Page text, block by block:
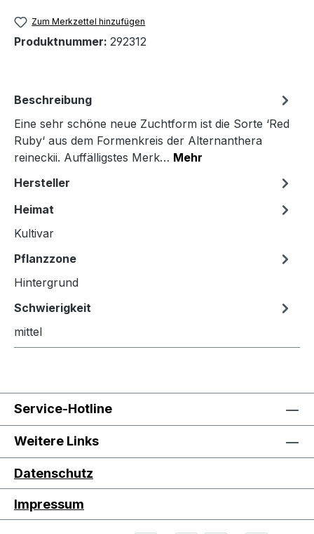
Zum Merkzettel hinzufügen
Produktnummer: 292312
Beschreibung
Eine sehr schöne neue Zuchtform ist die Sorte ‘Red
Ruby‘ aus dem Formenkreis der Alternanthera
reineckii. Auffälligstes Merk… Mehr
Hersteller
Heimat
Kultivar
Pflanzzone
Hintergrund
Schwierigkeit
mittel
Service-Hotline
Weitere Links
Datenschutz
Impressum